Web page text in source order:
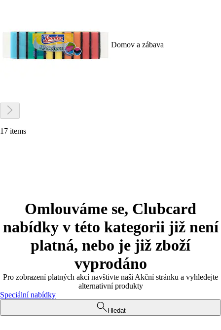
Domov a zábava
17 items
Omlouváme se, Clubcard
nabídky v této kategorii již není
platná, nebo je již zboží
vyprodáno
Pro zobrazení platných akcí navštivte naši Akční stránku a vyhledejte
alternativní produkty
Speciální nabídky
Hledat